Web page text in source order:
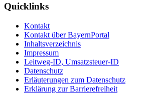
Quicklinks
Kontakt
Kontakt über BayernPortal
Inhaltsverzeichnis
Impressum
Leitweg-ID, Umsatzsteuer-ID
Datenschutz
Erläuterungen zum Datenschutz
Erklärung zur Barrierefreiheit